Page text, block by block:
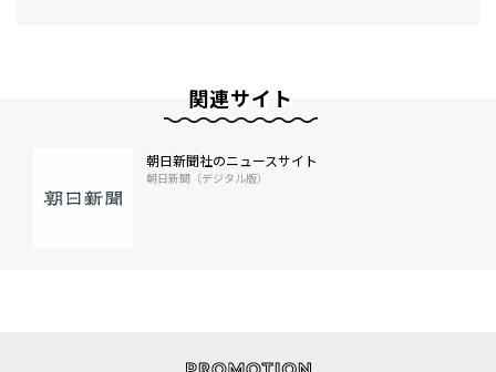
関連サイト
朝日新聞社のニュースサイト
朝日新聞（デジタル版）